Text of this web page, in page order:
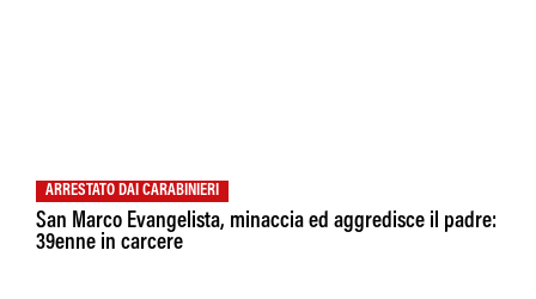
ARRESTATO DAI CARABINIERI
San Marco Evangelista, minaccia ed aggredisce il padre:
39enne in carcere